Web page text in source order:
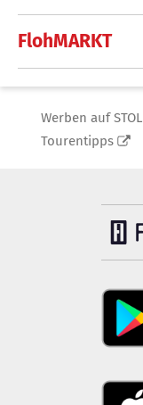
FlohMARKT
Werben auf STOL
Tourentipps